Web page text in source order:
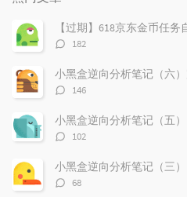
文
章
论
【过期】618京东金币任务
评
数：
182
小黑盒逆向分析笔记（六
评
数：
146
小黑盒逆向分析笔记（五）
评
数：
102
小黑盒逆向分析笔记（三）
评
68